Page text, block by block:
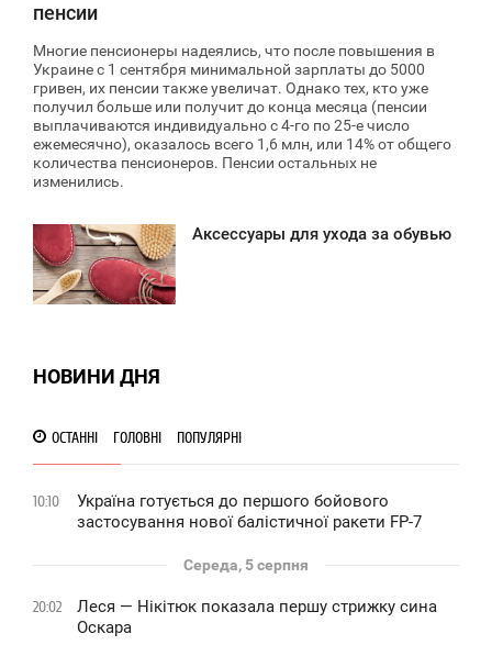
пенсии
Многие пенсионеры надеялись, что после повышения в
Украине с 1 сентября минимальной зарплаты до 5000
гривен, их пенсии также увеличат. Однако тех, кто уже
получил больше или получит до конца месяца (пенсии
выплачиваются индивидуально с 4-го по 25-е число
ежемесячно), оказалось всего 1,6 млн, или 14% от общего
количества пенсионеров. Пенсии остальных не
изменились.
Аксессуары для ухода за обувью
НОВИНИ ДНЯ
ОСТАННІ ГОЛОВНІ ПОПУЛЯРНІ
10:10
Україна готується до першого бойового
застосування нової балістичної ракети FP-7
Середа, 5 серпня
20:02
Леся — Нікітюк показала першу стрижку сина
Оскара